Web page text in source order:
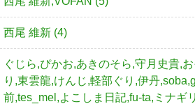
西尾 維新 (4)
ぐじら,ぴかお,あきのそら,守月史貴,
り,東雲龍,けんじ,軽部ぐり,伊丹
前,tes_mel,よこしま日記,fu-ta,ミナギ